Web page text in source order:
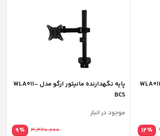
٪12
پایه نگهدارنده مانیتور ارگو مدل WLA011-
BCS
موجود در انبار
٪9
3,320,000